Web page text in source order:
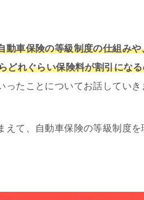
動車保険の等級制度の仕組み
どれぐらい保険料が割引にな
ったことについてお話していき
えて、自動車保険の等級制度